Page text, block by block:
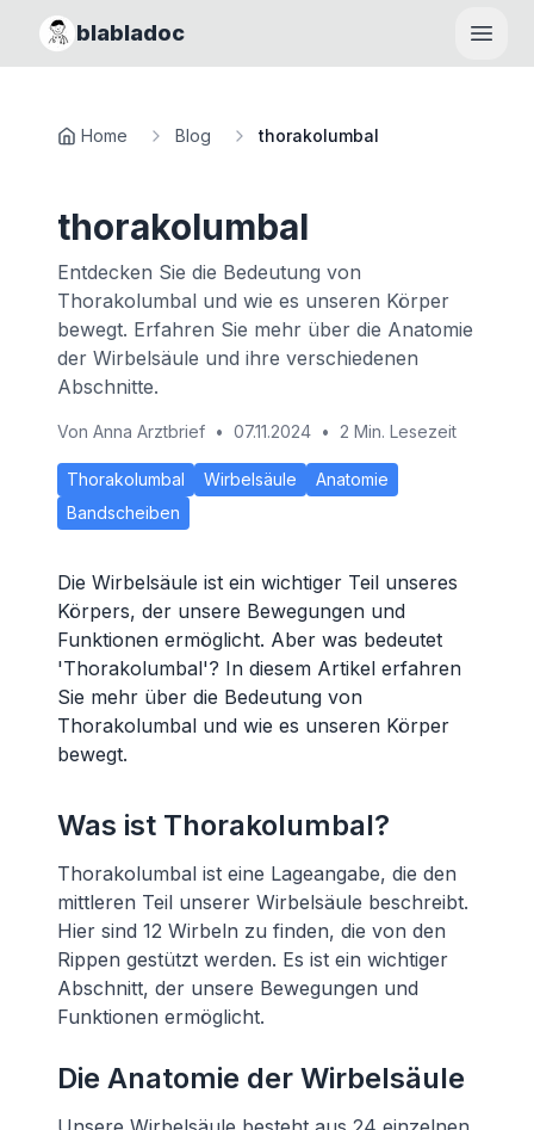
blabladoc
Home Blog thorakolumbal
thorakolumbal
Entdecken Sie die Bedeutung von
Thorakolumbal und wie es unseren Körper
bewegt. Erfahren Sie mehr über die Anatomie
der Wirbelsäule und ihre verschiedenen
Abschnitte.
Von Anna Arztbrief • 07.11.2024 • 2 Min. Lesezeit
Thorakolumbal Wirbelsäule
Anatomie
Bandscheiben
Die Wirbelsäule ist ein wichtiger Teil unseres
Körpers, der unsere Bewegungen und
Funktionen ermöglicht. Aber was bedeutet
'Thorakolumbal'? In diesem Artikel erfahren
Sie mehr über die Bedeutung von
Thorakolumbal und wie es unseren Körper
bewegt.
Was ist Thorakolumbal?
Thorakolumbal ist eine Lageangabe, die den
mittleren Teil unserer Wirbelsäule beschreibt.
Hier sind 12 Wirbeln zu finden, die von den
Rippen gestützt werden. Es ist ein wichtiger
Abschnitt, der unsere Bewegungen und
Funktionen ermöglicht.
Die Anatomie der Wirbelsäule